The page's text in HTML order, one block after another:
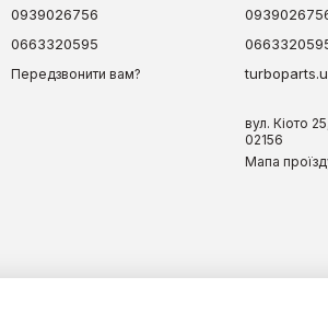
0939026756
0663320595
Передзвонити вам?
вул. Кіото
02156
Мапа